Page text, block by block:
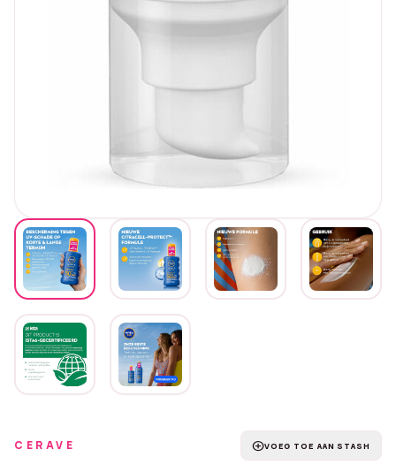
CERAVE add_circleVOEG TOE AAN STASH